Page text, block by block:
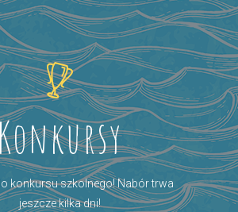
konkursu szkolnego! Nabór trwa
jeszcze kilka dni!